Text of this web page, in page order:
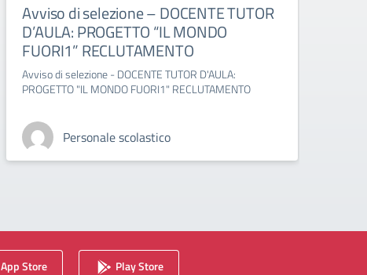
Avviso di selezione – DOCENTE TUTOR
D’AULA: PROGETTO “IL MONDO
FUORI1” RECLUTAMENTO
Avviso di selezione - DOCENTE TUTOR D'AULA:
PROGETTO "IL MONDO FUORI1" RECLUTAMENTO
Personale scolastico
App Store Play Store